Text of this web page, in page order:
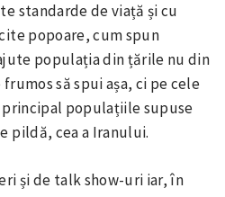
standarde de viață și cu
popoare, cum spun
populația din țările nu din
să spui așa, ci pe cele
populațiile supuse
pildă, cea a Iranului.
și de talk show-uri iar, în